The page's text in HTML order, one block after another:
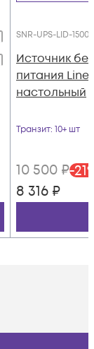
SNR-UPS-LID-1500
Источник
питания
настольный
Транзит: 10+ шт
10 500 ₽-21
8 316 ₽